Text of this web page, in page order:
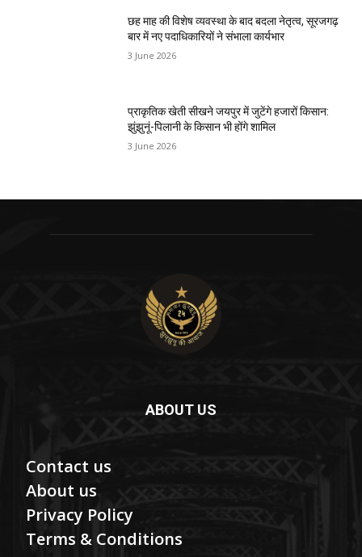
छह माह की विशेष व्यवस्था के बाद बदला नेतृत्व, सूरजगढ़
बार में नए पदाधिकारियों ने संभाला कार्यभार
3 June 2026
प्राकृतिक खेती सीखने जयपुर में जुटेंगे हजारों किसान:
झुंझुनूं-पिलानी के किसान भी होंगे शामिल
3 June 2026
ABOUT US
Contact us
About us
Privacy Policy
Terms & Conditions